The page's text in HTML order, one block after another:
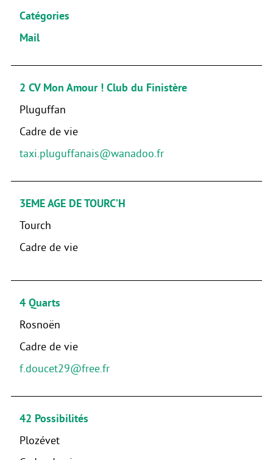
Catégories
Mail
2 CV Mon Amour ! Club du Finistère
Pluguffan
Cadre de vie
taxi.pluguffanais@wanadoo.fr
3EME AGE DE TOURC’H
Tourch
Cadre de vie
4 Quarts
Rosnoën
Cadre de vie
f.doucet29@free.fr
42 Possibilités
Plozévet